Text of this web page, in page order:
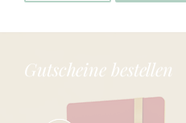
Gutscheine bestellen